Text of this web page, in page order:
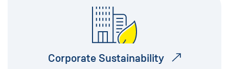
Corporate Sustainability